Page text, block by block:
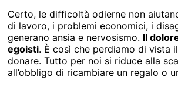
Certo, le difficoltà odierne non
di lavoro, i problemi economici, i
generano ansia e nervosismo. Il
egoisti. È così che perdiamo di vista
donare. Tutto per noi si riduce alla
all’obbligo di ricambiare un regalo o